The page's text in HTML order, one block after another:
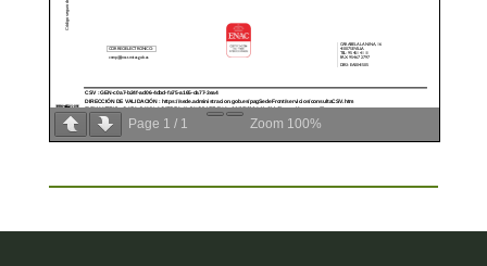
Page 1 / 1 Zoom 100%